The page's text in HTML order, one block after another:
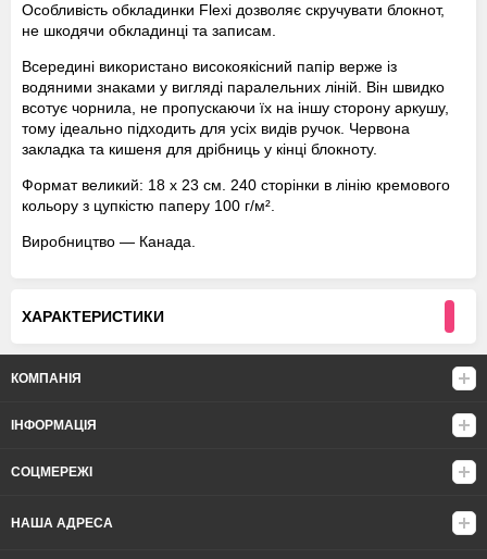
Особливість обкладинки Flexi дозволяє скручувати блокнот,
не шкодячи обкладинці та записам.
Всередині використано високоякісний папір верже із
водяними знаками у вигляді паралельних ліній. Він швидко
всотує чорнила, не пропускаючи їх на іншу сторону аркушу,
тому ідеально підходить для усіх видів ручок. Червона
закладка та кишеня для дрібниць у кінці блокноту.
Формат великий: 18 х 23 см. 240 сторінки в лінію кремового
кольору з цупкістю паперу 100 г/м².
Виробництво — Канада.
ХАРАКТЕРИСТИКИ
КОМПАНІЯ
ІНФОРМАЦІЯ
СОЦМЕРЕЖІ
НАША АДРЕСА